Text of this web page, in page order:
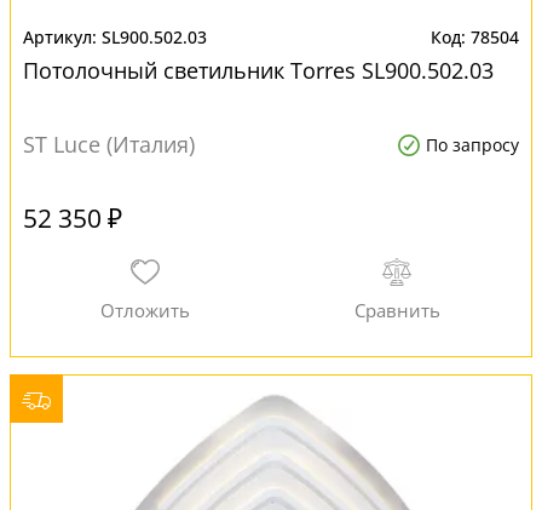
SL900.502.03 78504
Потолочный светильник Torres SL900.502.03
ST Luce (Италия) По запросу
52 350 ₽